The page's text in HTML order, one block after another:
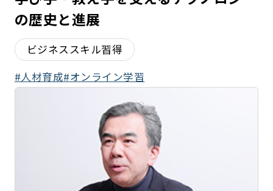
の歴史と進展
ビジネススキル習得
人材育成 オンライン学習